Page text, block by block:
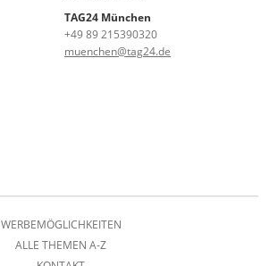
TAG24 München
+49 89 215390320
muenchen@tag24.de
WERBEMÖGLICHKEITEN
ALLE THEMEN A-Z